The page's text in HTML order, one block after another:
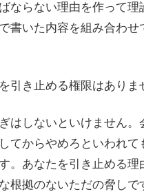
ならない理由を作って理
書いた内容を組み合わせ
引き止める権限はありま
はしないといけません。
てからやめろといわれて
。あなたを引き止める理
根拠のないただの脅しで